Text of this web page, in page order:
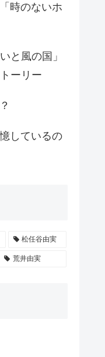
時のないホ
と風の国」
ーリー
しているの
松任谷由実
荒井由実